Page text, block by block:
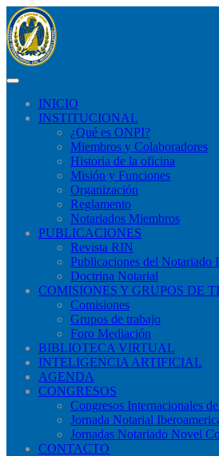
INICIO
INSTITUCIONAL
¿Qué​ es ONPI?
Miembros y Colaboradores
Historia de la oficina
Misión y Funciones
Organización
Reglamento
Notariados Miembros
PUBLICACIONES
Revista RIN
Publicaciones del Notariado
Doctrina Notarial
COMISIONES Y GRUPOS DE
Comisiones
Grupos de trabajo
Foro Mediación
BIBLIOTECA VIRTUAL
INTELIGENCIA ARTIFICIAL
AGENDA
CONGRESOS
Congresos Internacionales
Jornada Notarial
Jornadas Notariado Novel
CONTACTO